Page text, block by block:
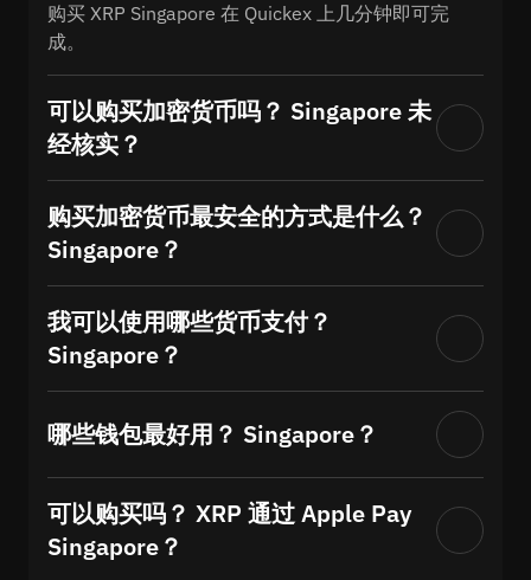
购买 XRP Singapore 在 Quickex 上几分钟即可完
成。
可以购买加密货币吗？ Singapore 未
经核实？
购买加密货币最安全的方式是什么？
Singapore？
我可以使用哪些货币支付？
Singapore？
哪些钱包最好用？ Singapore？
可以购买吗？ XRP 通过 Apple Pay
Singapore？